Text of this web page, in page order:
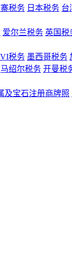
税务 日本税务 台
爱尔兰税务 英国税
税务 墨西哥税务
马绍尔税务 开曼税
及宝石注册商牌照